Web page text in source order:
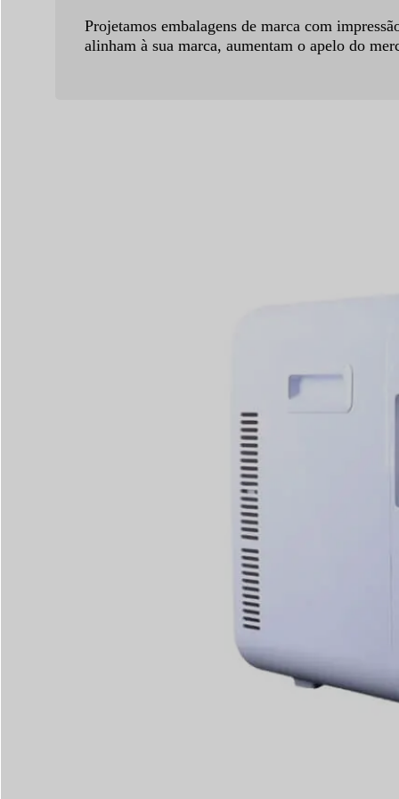
Projetamos embalagens de marca com
alinham à sua marca, aumentam o apelo do